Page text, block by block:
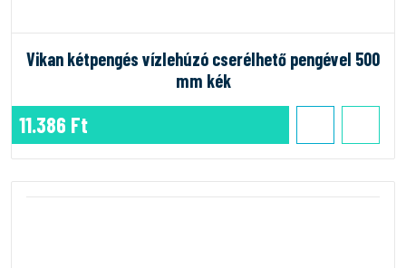
Vikan kétpengés vízlehúzó cserélhető pengével 500
mm kék
11.386 Ft